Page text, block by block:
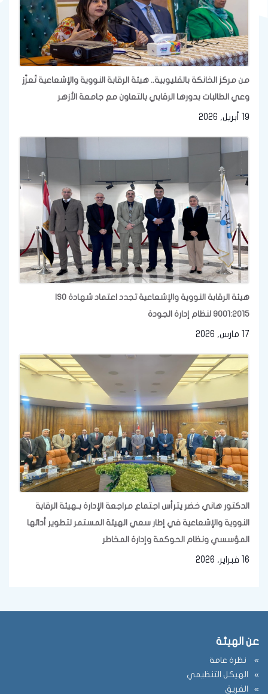
من مركز الخانكة بالقليوبية.. هيئة الرقابة النووية والإشعاعية تُعزّز
وعي الطالبات بدورها الرقابي بالتعاون مع جامعة الأزهر
19 أبريل, 2026
هيئة الرقابة النووية والإشعاعية تجدد اعتماد شهادة ISO
9001:2015 لنظام إدارة الجودة
17 مارس, 2026
الدكتور هاني خضر يترأس اجتماع مراجعة الإدارة بـهيئة الرقابة
النووية والإشعاعية في إطار سعي الهيئة المستمر لتطوير أدائها
المؤسسي ونظام الحوكمة وإدارة المخاطر
16 فبراير, 2026
عن الهيئة
نظرة عامة
الهيكل التنظيمي
الفريق